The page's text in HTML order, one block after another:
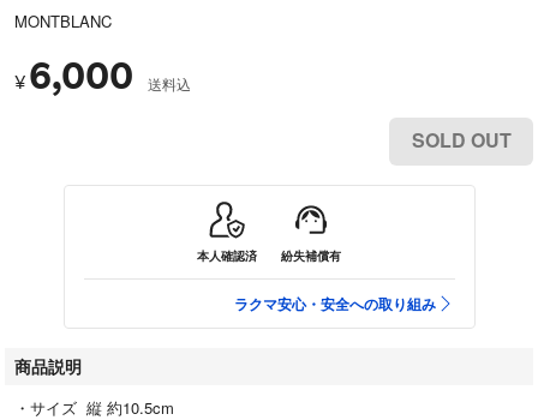
MONTBLANC
¥ 6,000 送料込
SOLD OUT
本人確認済 紛失補償有
ラクマ安心・安全への取り組み
商品説明
・サイズ 縦 約10.5cm